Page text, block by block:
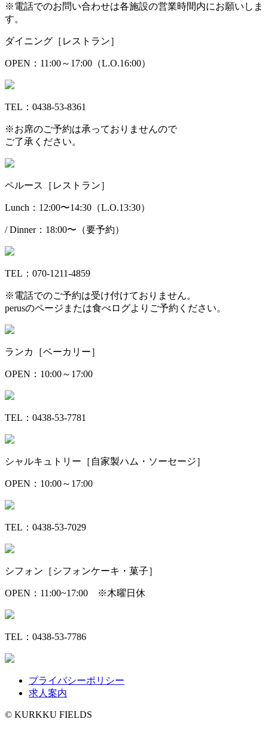
※電話でのお問い合わせは各施設の営業時間内にお願いしま
す。
ダイニング［レストラン］
OPEN：11:00～17:00（L.O.16:00）
TEL：0438-53-8361
※お席のご予約は承っておりませんので
ご了承ください。
ペルース［レストラン］
Lunch：12:00〜14:30（L.O.13:30）
/ Dinner：18:00〜（要予約）
TEL：070-1211-4859
※電話でのご予約は受け付けておりません。
perusのページまたは食べログよりご予約ください。
ランカ［ベーカリー］
OPEN：10:00～17:00
TEL：0438-53-7781
シャルキュトリー［自家製ハム・ソーセージ］
OPEN：10:00～17:00
TEL：0438-53-7029
シフォン［シフォンケーキ・菓子］
OPEN：11:00~17:00 ※木曜日休
TEL：0438-53-7786
プライバシーポリシー
求人案内
©️ KURKKU FIELDS